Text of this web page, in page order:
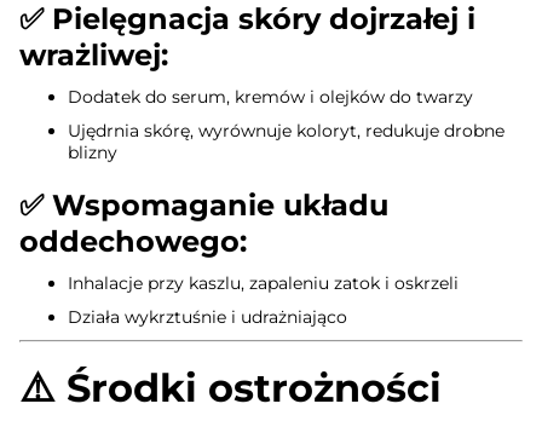
✅ Pielęgnacja skóry dojrzałej i
wrażliwej:
Dodatek do serum, kremów i olejków do twarzy
Ujędrnia skórę, wyrównuje koloryt, redukuje drobne
blizny
✅Wspomaganie układu
oddechowego:
Inhalacje przy kaszlu, zapaleniu zatok i oskrzeli
Działa wykrztuśnie i udrażniająco
⚠️ Środki ostrożności